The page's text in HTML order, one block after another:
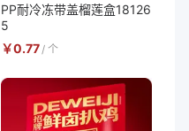
PP耐冷冻带盖榴莲盒18126
5
￥0.77 / 个